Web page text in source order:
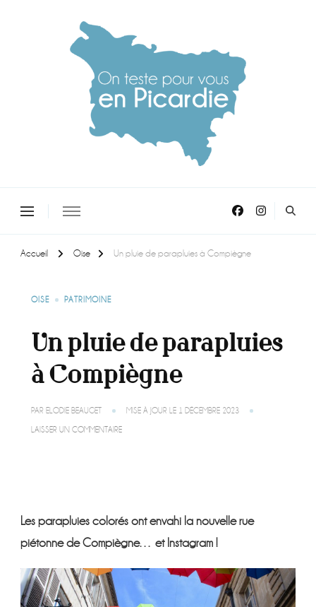
Accueil Oise Un pluie de parapluies à Compiègne
OISE PATRIMOINE
Un pluie de parapluies
à Compiègne
PAR ELODIE BEAUGET MISE À JOUR LE 1 DÉCEMBRE 2023
LAISSER UN COMMENTAIRESUR
Les parapluies colorés ont envahi la nouvelle rue
piétonne de Compiègne… et Instagram !